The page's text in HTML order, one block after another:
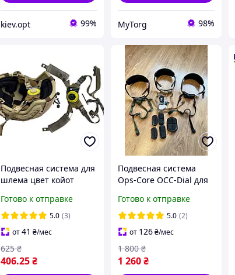
kiev.opt 99% MyTorg 98%
Подвесная система для
шлема цвет койот
MICH, PASGT Wendy,
Готово к отправке
5.0 (3)
от41 ₴/мес
406.25₴
625 ₴
Подвесная система
Ops-Core OCC-Dial для
2000/2002,
универсальный
размер, олива
Готово к отправке
5.0 (2)
от 126₴/мес
1 260₴
1 800 ₴